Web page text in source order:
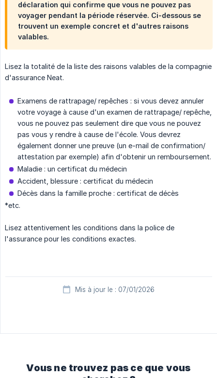
déclaration qui confirme que vous ne pouvez pas
voyager pendant la période réservée. Ci-dessous se
trouvent un exemple concret et d'autres raisons
valables.
Lisez la totalité de la liste des raisons valables de la compagnie
d'assurance Neat.
Examens de rattrapage/ repêches : si vous devez annuler
votre voyage à cause d'un examen de rattrapage/ repêche,
vous ne pouvez pas seulement dire que vous ne pouvez
pas vous y rendre à cause de l'école. Vous devrez
également donner une preuve (un e-mail de confirmation/
attestation par exemple) afin d'obtenir un remboursement.
Maladie : un certificat du médecin
Accident, blessure : certificat du médecin
Décès dans la famille proche : certificat de décès
*etc.
Lisez attentivement les conditions dans la police de
l'assurance pour les conditions exactes.
Mis à jour le : 07/01/2026
Vous ne trouvez pas ce que vous